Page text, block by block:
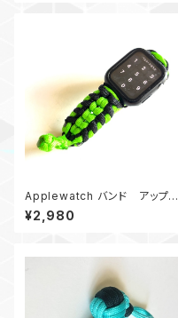
Applewatch バンド アップル
ウォッチ バンド44_服部MM_黒
黄緑
¥2,980